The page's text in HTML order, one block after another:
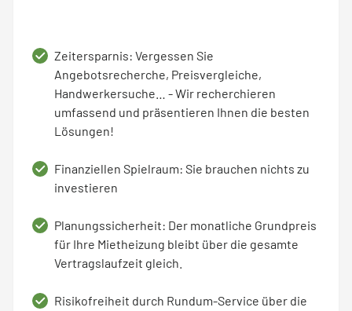
Zeitersparnis: Vergessen Sie
Angebotsrecherche, Preisvergleiche,
Handwerkersuche… - Wir recherchieren
umfassend und präsentieren Ihnen die besten
Lösungen!
Finanziellen Spielraum: Sie brauchen nichts zu
investieren
Planungssicherheit: Der monatliche Grundpreis
für Ihre Mietheizung bleibt über die gesamte
Vertragslaufzeit gleich.
Risikofreiheit durch Rundum-Service über die